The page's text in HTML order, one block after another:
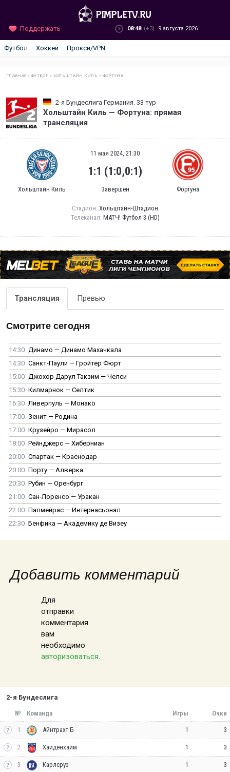
Поддержать 08:48 (+3) 9 августа 2026
Футбол Хоккей Прокси/VPN
ГЛАВНАЯ »ФУТБОЛ » ХОЛЬШТАЙН КИЛЬ — ФОРТУНА
2-я Бундеслига Германия. 33 тур
Хольштайн Киль — Фортуна: прямая
трансляция
Хольштайн Киль
11 мая 2024, 21:30
1:1 (1:0,0:1)
Завершен Фортуна
Стадион: Хольштайн-Штадион
Телеканал: МАТЧ! Футбол 3 (HD)
Трансляция Превью
Смотрите сегодня
14:30 Динамо — Динамо Махачкала
14:30 Санкт-Паули — Гройтер Фюрт
15:00 Джохор Дарул Такзим — Челси
15:30 Килмарнок — Селтик
16:30 Ливерпуль — Монако
17:00 Зенит — Родина
17:00 Крузейро — Мирасол
18:00 Рейнджерс — Хиберниан
20:00 Спартак — Краснодар
20:00 Порту — Алверка
20:30 Рубин — Оренбург
21:00 Сан-Лоренсо — Уракан
22:00 Палмейрас — Интернасьонал
22:30 Бенфика — Академику де Визеу
Добавить комментарий
Для
отправки
комментария
вам
необходимо
авторизоваться.
2-я Бундеслига
№ Команда Игры Очки
1 Айнтрахт Б 1 3
2 Хайденхайм 1 3
3 Карлсруэ 1 3